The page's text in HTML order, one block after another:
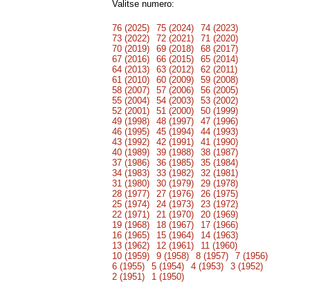
Valitse numero:
76 (2025) 75 (2024)
74 (2023)
73 (2022)
72 (2021)
71 (2020)
70 (2019)
69 (2018)
68 (2017)
67 (2016)
66 (2015)
65 (2014)
64 (2013)
63 (2012)
62 (2011)
61 (2010)
60 (2009)
59 (2008)
58 (2007)
57 (2006)
56 (2005)
55 (2004)
54 (2003)
53 (2002)
52 (2001)
51 (2000)
50 (1999)
49 (1998)
48 (1997)
47 (1996)
46 (1995)
45 (1994)
44 (1993)
43 (1992)
42 (1991)
41 (1990)
40 (1989)
39 (1988)
38 (1987)
37 (1986)
36 (1985)
35 (1984)
34 (1983)
33 (1982)
32 (1981)
31 (1980)
30 (1979)
29 (1978)
28 (1977)
27 (1976)
26 (1975)
25 (1974)
24 (1973)
23 (1972)
22 (1971)
21 (1970)
20 (1969)
19 (1968)
18 (1967)
17 (1966)
16 (1965)
15 (1964)
14 (1963)
13 (1962)
12 (1961)
11 (1960)
10 (1959)
9 (1958) 8 (1957)
7 (1956)
6 (1955)
5 (1954) 4 (1953)
3 (1952)
2 (1951)
1 (1950)